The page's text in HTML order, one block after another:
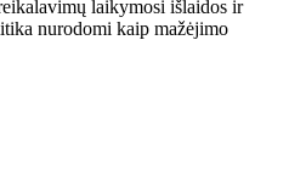
laikymosi išlaidos ir
nurodomi kaip mažėjimo